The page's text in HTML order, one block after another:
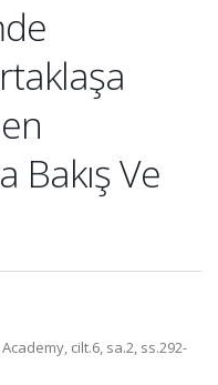
Bakış Ve
cilt.6, sa.2, ss.292-